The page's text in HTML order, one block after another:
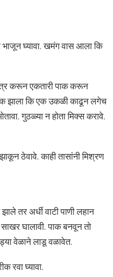
घ्यावा. खमंग वास आला कि
करून एकतारी पाक करून
झाला कि एक उकळी काढून लगेच
गुठळ्या न होता मिक्स करावे.
ठेवावे. काही तासांनी मिश्रण
तर अर्धी वाटी पाणी लहान
घालावी. पाक बनवून तो
वेळाने लाडू वळावेत.
रवा घ्यावा.